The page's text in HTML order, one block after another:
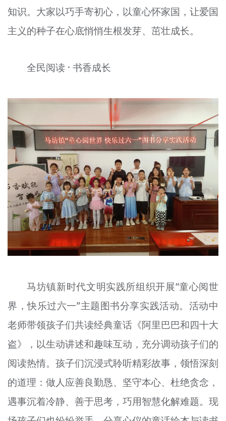
知识。大家以巧手寄初心，以童心怀家国，让爱国
主义的种子在心底悄悄生根发芽、茁壮成长。
全民阅读 · 书香成长
马坊镇新时代文明实践所组织开展“童心阅世
界，快乐过六一”主题图书分享实践活动。活动中
老师带领孩子们共读经典童话《阿里巴巴和四十大
盗》，以生动讲述和趣味互动，充分调动孩子们的
阅读热情。孩子们沉浸式聆听精彩故事，领悟深刻
的道理：做人应善良勤恳、坚守本心、杜绝贪念，
遇事沉着冷静、善于思考，巧用智慧化解难题。现